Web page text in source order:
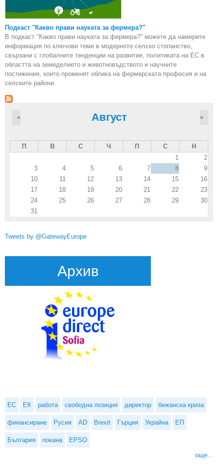
Подкаст "Какво прави науката за фермера?"
В подкаст "Какво прави науката за фермера?" можете да намерите
информация по ключови теми в модерното селско стопанство,
свързани с глобалните тенденции на развитие, политиката на ЕС в
областта на земеделието и животновъдството и научните
постижения, които променят облика на фермерската професия и на
селските райони.
Август
« »
П В С Ч П С
Н
1
2
3
4 5 6 7 8
9
10
11 12 13 14 15
16
17
18 19 20 21 22
23
24
25 26 27 28 29
30
31
Tweets by @GatewayEurope
Архив
ЕС ЕК работа свободна позиция директор бежанска криза
финансиране Русия AD Brexit Гърция Украйна ЕП
България покана EPSO
още...